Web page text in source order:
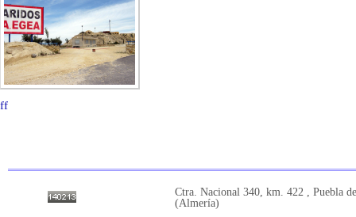
ff
Ctra. Nacional 340, km. 422 , Puebla
(Almería)